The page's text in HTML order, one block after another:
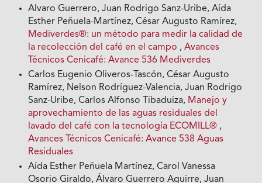
Alvaro Guerrero, Juan Rodrigo Sanz-Uribe, Aída
Esther Peñuela-Martínez, César Augusto Ramírez,
Mediverdes®: un método para medir la calidad de
la recolección del café en el campo ,Avances
Técnicos Cenicafé: Avance 536 Mediverdes
Carlos Eugenio Oliveros-Tascón, César Augusto
Ramírez, Nelson Rodríguez-Valencia, Juan Rodrigo
Sanz-Uribe, Carlos Alfonso Tibaduiza, Manejo y
aprovechamiento de las aguas residuales del
lavado del café con la tecnología ECOMILL® ,
Avances Técnicos Cenicafé: Avance 538 Aguas
Residuales
Aída Esther Peñuela Martínez, Carol Vanessa
Osorio Giraldo, Álvaro Guerrero Aguirre, Juan